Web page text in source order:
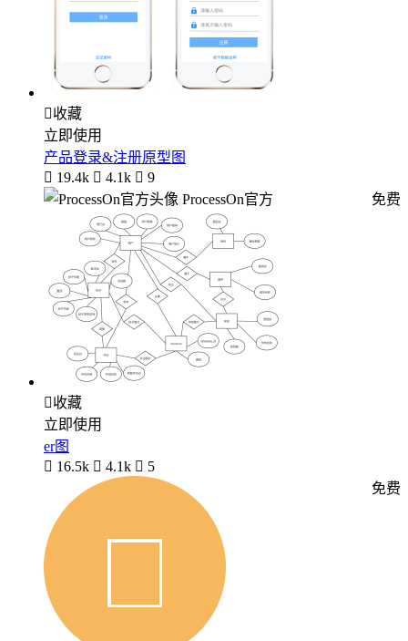
收藏
立即使用
产品登录&注册原型图
 19.4k  4.1k  9
ProcessOn官方
免费
收藏
立即使用
er图
 16.5k  4.1k  5
免费